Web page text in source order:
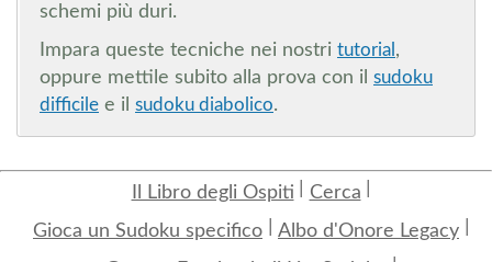
schemi più duri.
Impara queste tecniche nei nostri tutorial ,
oppure mettile subito alla prova con il sudoku
difficile e il sudoku diabolico.
Il Libro degli Ospiti
Cerca
Gioca un Sudoku specifico
Albo d'Onore Legacy